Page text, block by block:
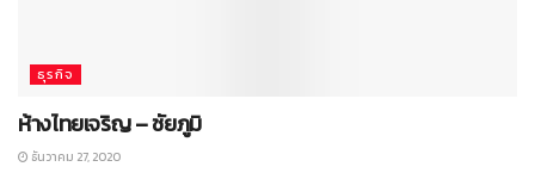
ธุรกิจ
ห้างไทยเจริญ – ชัยภูมิ
ธันวาคม 27, 2020